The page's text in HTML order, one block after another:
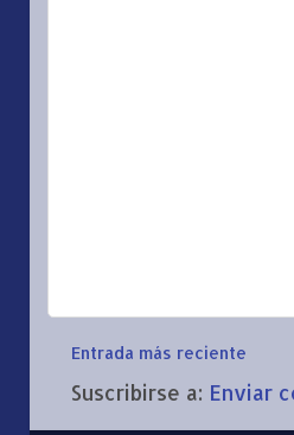
Entrada más reciente
Suscribirse a: Enviar